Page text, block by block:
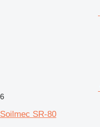
6
Soilmec SR-80